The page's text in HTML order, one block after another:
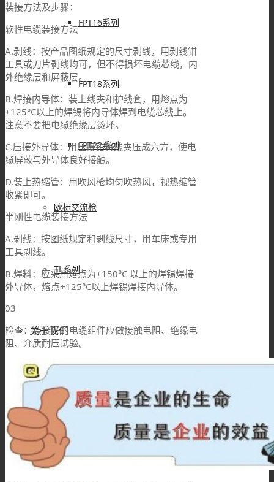
FPT16系列
FPT18系列
FPT22系列
欧标交流枪
TL系列
关于我们
联系我们
解决方案
装接方法及步骤：
软性电缆装接方法
A.剥线：按产品图纸规定的尺寸剥线，用剥线钳
工具或刀片剥线均可，但不得损坏电缆芯线，内
外绝缘层和屏蔽层。
B.焊接内导体：装上线夹和护线套，用熔点为
+125°C以上的焊锡将内导体焊到电缆芯线上。
注意不要把电缆绝缘层烫坏。
C.压接外导体：用压接钳将线夹压成六方，使电
缆屏蔽与外导体良好接触。
D.装上热缩管：用吹风枪均匀吹热风，视热缩管
收紧即可。
半刚性电缆装接方法
A.剥线：按图纸规定和剥线尺寸，用车床或专用
工具剥线。
B.焊料：应采用熔点为+150°C 以上的焊锡焊接
外导体，熔点+125°C以上焊锡焊接内导体。
03
检查：装接好的电缆组件应做接触电阻、绝缘电
阻、介质耐压试验。